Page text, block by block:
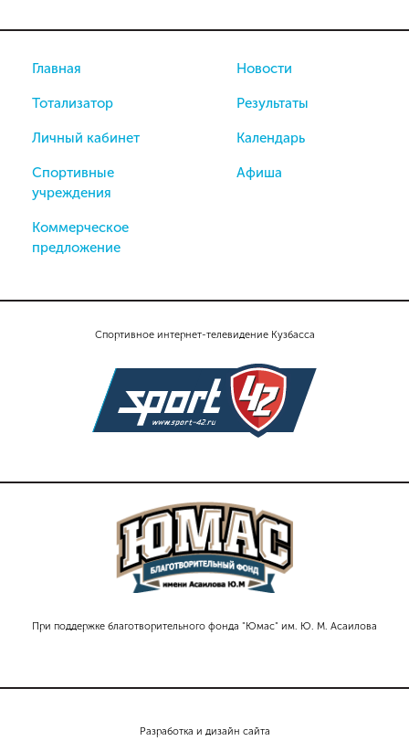
Спортивное интернет-телевидение Кузбасса
При поддержке благотворительного фонда "Юмас" им. Ю. М. Асаилова
Главная
Тотализатор
Личный кабинет
Спортивные
учреждения
Коммерческое
предложение
Новости
Результаты
Календарь
Афиша
Разработка и дизайн сайта